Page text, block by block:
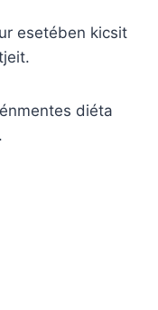
esetében kicsit
diéta